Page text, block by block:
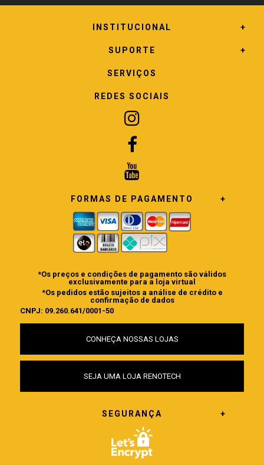
INSTITUCIONAL
SUPORTE
SERVIÇOS
REDES SOCIAIS
FORMAS DE PAGAMENTO
*Os preços e condições de pagamento são válidos
exclusivamente para a loja virtual
*Os pedidos estão sujeitos a análise de crédito e
confirmação de dados
CNPJ: 09.260.641/0001-50
CONHEÇA NOSSAS LOJAS
SEJA UMA LOJA RENOTECH
SEGURANÇA